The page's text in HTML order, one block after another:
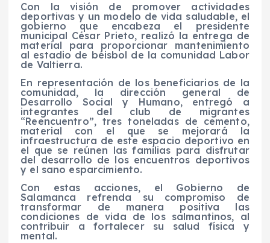
Con la visión de promover actividades
deportivas y un modelo de vida saludable, el
gobierno que encabeza el presidente
municipal César Prieto, realizó la entrega de
material para proporcionar mantenimiento
al estadio de béisbol de la comunidad Labor
de Valtierra.
En representación de los beneficiarios de la
comunidad, la dirección general de
Desarrollo Social y Humano, entregó a
integrantes del club de migrantes
“Reencuentro”, tres toneladas de cemento,
material con el que se mejorará la
infraestructura de este espacio deportivo en
el que se reúnen las familias para disfrutar
del desarrollo de los encuentros deportivos
y el sano esparcimiento.
Con estas acciones, el Gobierno de
Salamanca refrenda su compromiso de
transformar de manera positiva las
condiciones de vida de los salmantinos, al
contribuir a fortalecer su salud física y
mental.